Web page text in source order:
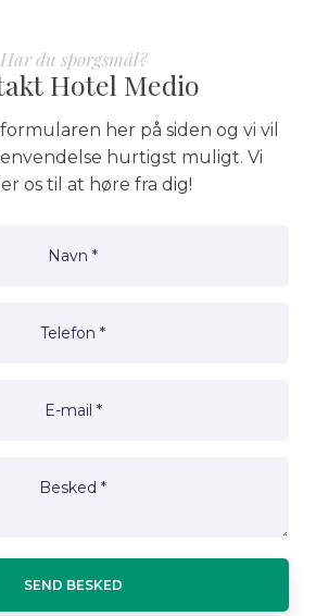
Har du spørgsmål?
Hotel Medio
her på siden og vi vil
hurtigst muligt. Vi
os til at høre fra dig!